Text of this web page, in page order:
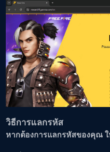
วิธีการแลกรหัส
หากต้องการแลกรหัสของคุณ